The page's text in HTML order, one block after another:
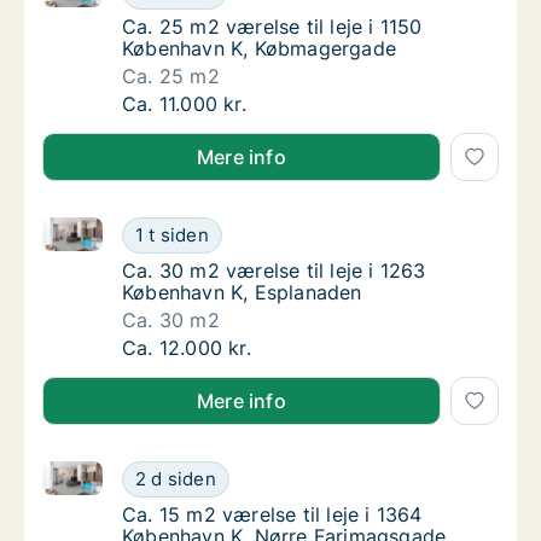
Ca. 25 m2 værelse til leje i 1150 København
Ca. 25 m2 værelse til leje i 1150
København K, Købmagergade
Ca. 25 m2
Ca. 25 m2 værelse til leje i 1150 København
Ca. 11.000 kr.
Mere info
Ca. 30 m2 værelse til leje i 1263 København
1 t siden
Ca. 30 m2 værelse til leje i 1263 København K,
Ca. 30 m2 værelse til leje i 1263 København
Ca. 30 m2 værelse til leje i 1263
København K, Esplanaden
Ca. 30 m2
Ca. 30 m2 værelse til leje i 1263 København
Ca. 12.000 kr.
Mere info
Ca. 15 m2 værelse til leje i 1364 København
2 d siden
Ca. 15 m2 værelse til leje i 1364 København K,
Ca. 15 m2 værelse til leje i 1364 København
Ca. 15 m2 værelse til leje i 1364